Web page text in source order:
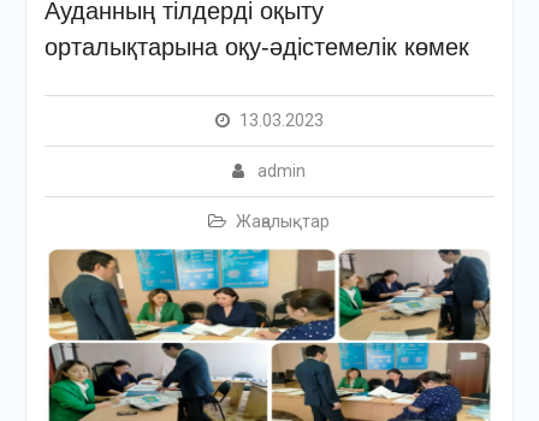
Ауданның тілдерді оқыту
орталықтарына оқу-әдістемелік көмек
13.03.2023
admin
Жаңалықтар